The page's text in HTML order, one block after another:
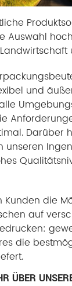
Auswahl
und
Darüber
unseren
die
auf
die
ÜBER